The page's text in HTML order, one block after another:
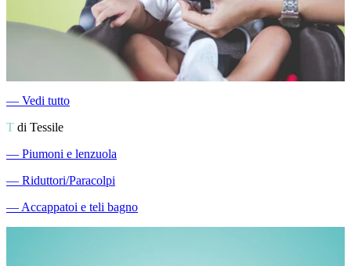
― Vedi tutto
T di Tessile
― Piumoni e lenzuola
― Riduttori/Paracolpi
―Accappatoi e teli bagno